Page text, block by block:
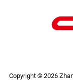
Copyright © 2026